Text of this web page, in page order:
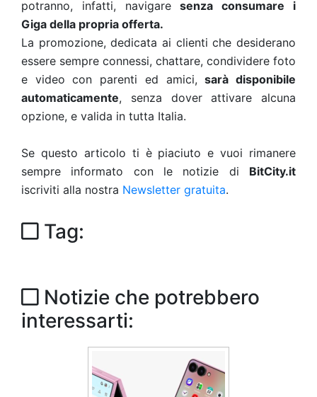
potranno, infatti, navigaresenza consumare i
Giga della propria offerta.
La promozione, dedicata ai clienti che desiderano
essere sempre connessi, chattare, condividere foto
e video con parenti ed amici,sarà disponibile
automaticamente, senza dover attivare alcuna
opzione, e valida in tutta Italia.
Se questo articolo ti è piaciuto e vuoi rimanere
sempre informato con le notizie di BitCity.it
iscriviti alla nostra Newsletter gratuita.
Tag:
Notizie che potrebbero
interessarti: